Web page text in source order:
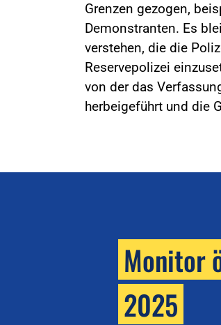
Grenzen gezogen,
Demonstranten. Es
verstehen, die die
Reservepolizei
von der das
herbeigeführt und die
Monitor
2025